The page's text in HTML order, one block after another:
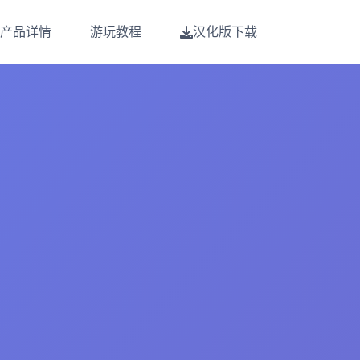
产品详情 游玩教程 汉化版下载